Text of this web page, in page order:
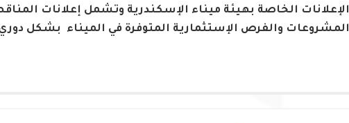
الإعلانات الخاصة بهيئة ميناء الإسكندرية وتشمل إعلانات
المشروعات والفرص الإستثمارية المتوفرة في الميناء بشكل